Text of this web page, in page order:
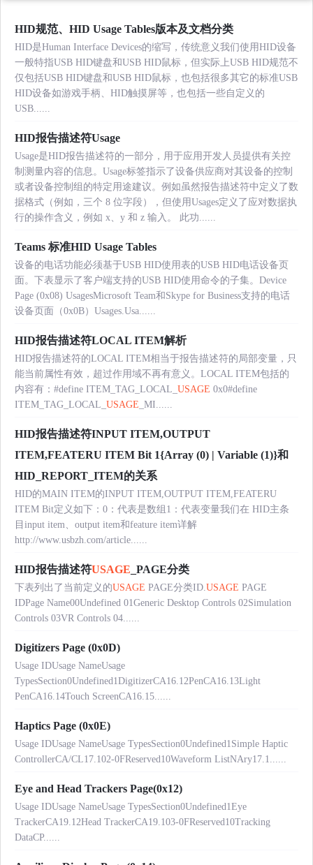
HID规范、HID Usage Tables版本及文档分类
HID是Human Interface Devices的缩写，传统意义我们使用HID设备
一般特指USB HID键盘和USB HID鼠标，但实际上USB HID规范不
仅包括USB HID键盘和USB HID鼠标，也包括很多其它的标准USB
HID设备如游戏手柄、HID触摸屏等，也包括一些自定义的
USB......
HID报告描述符Usage
Usage是HID报告描述符的一部分，用于应用开发人员提供有关控
制测量内容的信息。Usage标签指示了设备供应商对其设备的控制
或者设备控制组的特定用途建议。例如虽然报告描述符中定义了数
据格式（例如，三个 8 位字段），但使用Usages定义了应对数据执
行的操作含义，例如 x、y 和 z 输入。 此功......
Teams 标准HID Usage Tables
设备的电话功能必须基于USB HID使用表的USB HID电话设备页
面。下表显示了客户端支持的USB HID使用命令的子集。Device
Page (0x08) UsagesMicrosoft Team和Skype for Business支持的电话
设备页面（0x0B）Usages.Usa......
HID报告描述符LOCAL ITEM解析
HID报告描述符的LOCAL ITEM相当于报告描述符的局部变量，只
能当前属性有效，超过作用域不再有意义。LOCAL ITEM包括的
内容有：#define ITEM_TAG_LOCAL_ USAGE 0x0#define
ITEM_TAG_LOCAL_ USAGE _MI......
HID报告描述符INPUT ITEM,OUTPUT
ITEM,FEATERU ITEM Bit 1{Array (0) | Variable (1)}和
HID_REPORT_ITEM的关系
HID的MAIN ITEM的INPUT ITEM,OUTPUT ITEM,FEATERU
ITEM Bit定义如下：0：代表是数组1：代表变量我们在 HID主条
目input item、output item和feature item详解
http://www.usbzh.com/article......
HID报告描述符USAGE _PAGE分类
下表列出了当前定义的USAGE PAGE分类ID.USAGE PAGE
IDPage Name00Undefined 01Generic Desktop Controls 02Simulation
Controls 03VR Controls 04......
Digitizers Page (0x0D)
Usage IDUsage NameUsage
TypesSection0Undefined1DigitizerCA16.12PenCA16.13Light
PenCA16.14Touch ScreenCA16.15......
Haptics Page (0x0E)
Usage IDUsage NameUsage TypesSection0Undefined1Simple Haptic
ControllerCA/CL17.102-0FReserved10Waveform ListNAry17.1......
Eye and Head Trackers Page(0x12)
Usage IDUsage NameUsage TypesSection0Undefined1Eye
TrackerCA19.12Head TrackerCA19.103-0FReserved10Tracking
DataCP......